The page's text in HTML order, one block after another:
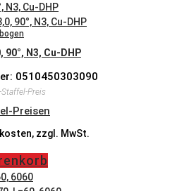
90°, N3, Cu-DHP
0510450303090
Staffel-Preis
Preisen
zzgl. MwSt.